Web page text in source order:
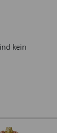
kein